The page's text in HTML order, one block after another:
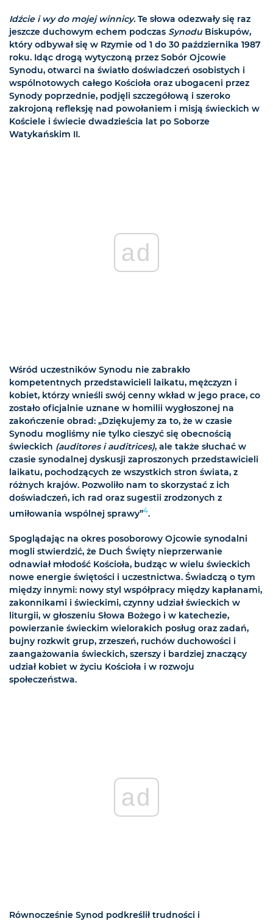
Idźcie i wy do mojej winnicy.Te słowa odezwały się raz
jeszcze duchowym echem podczas SynoduBiskupów,
który odbywał się w Rzymie od 1 do 30 października 1987
roku. Idąc drogą wytyczoną przez Sobór Ojcowie
Synodu, otwarci na światło doświadczeń osobistych i
wspólnotowych całego Kościoła oraz ubogaceni przez
Synody poprzednie, podjęli szczegółową i szeroko
zakrojoną refleksję nad powołaniem i misją świeckich w
Kościele i świecie dwadzieścia lat po Soborze
Watykańskim II.
ad
Wśród uczestników Synodu nie zabrakło
kompetentnych przedstawicieli laikatu, mężczyzn i
kobiet, którzy wnieśli swój cenny wkład w jego prace, co
zostało oficjalnie uznane w homilii wygłoszonej na
zakończenie obrad: „Dziękujemy za to, że w czasie
Synodu mogliśmy nie tylko cieszyć się obecnością
świeckich (auditores i auditrices), ale także słuchać w
czasie synodalnej dyskusji zaproszonych przedstawicieli
laikatu, pochodzących ze wszystkich stron świata, z
różnych krajów. Pozwoliło nam to skorzystać z ich
doświadczeń, ich rad oraz sugestii zrodzonych z
umiłowania wspólnej sprawy”4.
Spoglądając na okres posoborowy Ojcowie synodalni
mogli stwierdzić, że Duch Święty nieprzerwanie
odnawiał młodość Kościoła, budząc w wielu świeckich
nowe energie świętości i uczestnictwa. Świadczą o tym
między innymi: nowy styl współpracy między kapłanami,
zakonnikami i świeckimi, czynny udział świeckich w
liturgii, w głoszeniu Słowa Bożego i w katechezie,
powierzanie świeckim wielorakich posług oraz zadań,
bujny rozkwit grup, zrzeszeń, ruchów duchowości i
zaangażowania świeckich, szerszy i bardziej znaczący
udział kobiet w życiu Kościoła i w rozwoju
społeczeństwa.
ad
Równocześnie Synod podkreślił trudności i